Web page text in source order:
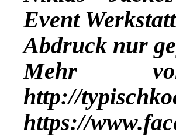
Event Werkstatt
Abdruck nur
Mehr
http://
https://